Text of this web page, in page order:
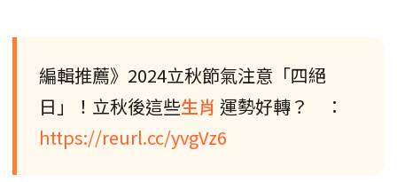
編輯推薦》2024立秋節氣注意「四絕
日」！立秋後這些生肖 運勢好轉？ ：
https://reurl.cc/yvgVz6